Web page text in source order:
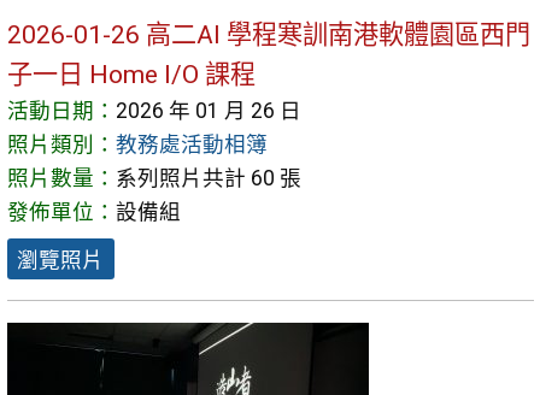
2026-01-26 高二AI 學程寒訓南港軟體園區西門
子一日 Home I/O 課程
活動日期： 2026 年 01 月 26 日
照片類別： 教務處活動相簿
照片數量： 系列照片共計 60 張
發佈單位： 設備組
瀏覽照片